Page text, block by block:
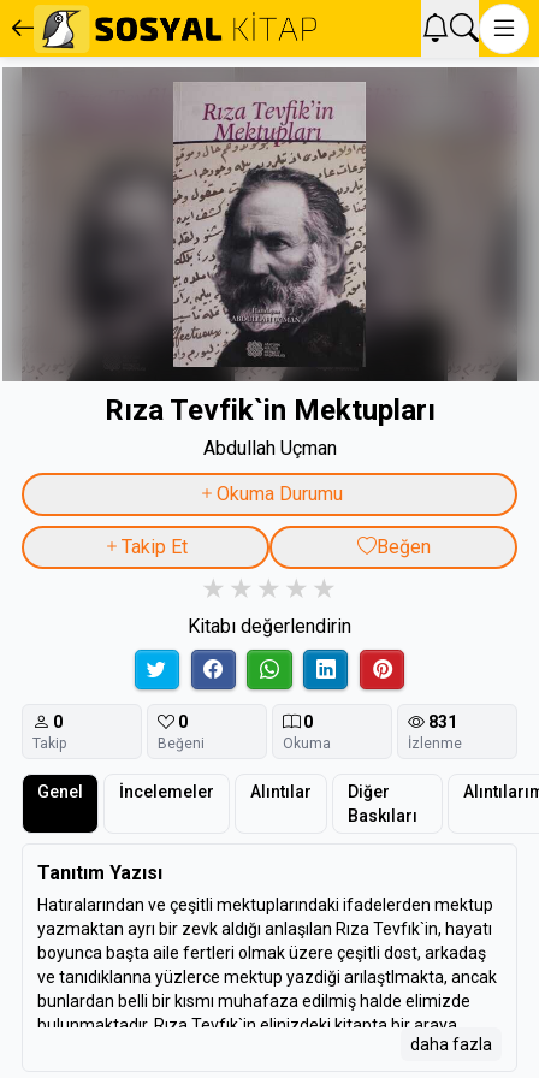
Rıza Tevfik`in Mektupları
Abdullah Uçman
Okuma Durumu
Takip Et Beğen
Kitabı değerlendirin
0
Takip
0
Beğeni
0
Okuma
831
İzlenme
Genel İncelemeler Alıntılar
Diğer
Baskıları
Tanıtım Yazısı
Hatıralarından ve çeşitli mektuplarındaki ifadelerden mektup
yazmaktan ayrı bir zevk aldığı anlaşılan Rıza Tevfık`in, hayatı
boyunca başta aile fertleri olmak üzere çeşitli dost, arkadaş
ve tanıdıklanna yüzlerce mektup yazdiği arılaştImakta, ancak
bunlardan belli bir kısmı muhafaza edilmiş halde elimizde
bulunmaktadır. Rıza Tevfık`in elinizdeki kitapta bir araya
getirilen çeşitli hacimdeki mektupları aynı zamanda 2.daha fazla